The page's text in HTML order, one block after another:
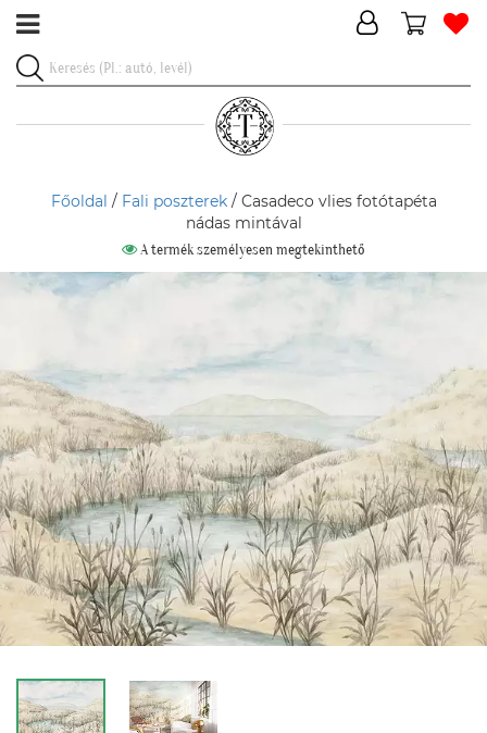
Főoldal / Fali poszterek/ Casadeco vlies fotótapéta
nádas mintával
A termék személyesen megtekinthető